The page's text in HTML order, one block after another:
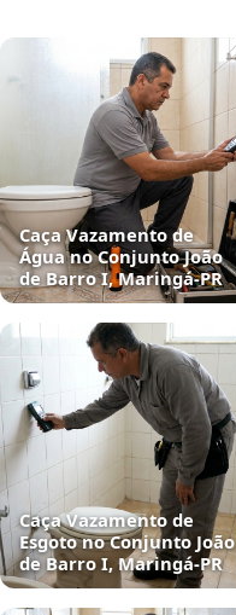
Caça Vazamento de
Água no Conjunto João
de Barro I, Maringá‑PR
Caça Vazamento de
Esgoto no Conjunto João
de Barro I, Maringá‑PR